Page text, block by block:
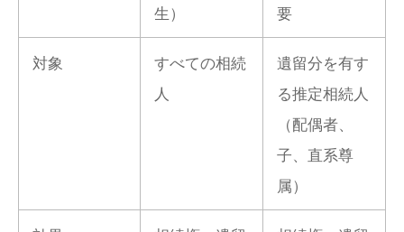
生）
要
対象
すべての相続
人
遺留分を有す
る推定相続人
（配偶者、
子、直系尊
属）